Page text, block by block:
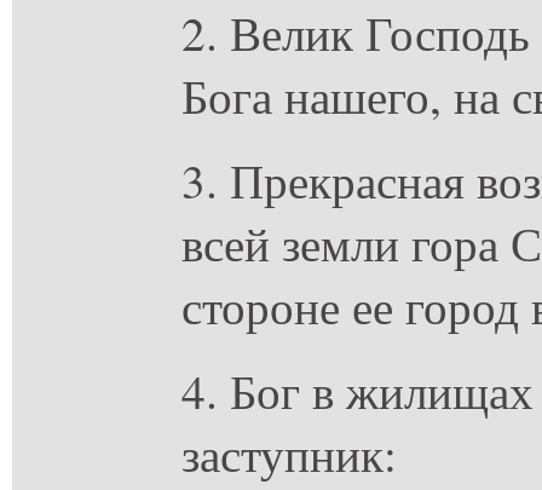
2. Велик Господь
Бога нашего, на
3. Прекрасная
всей земли гора
стороне ее
4. Бог в жилищах
заступник: